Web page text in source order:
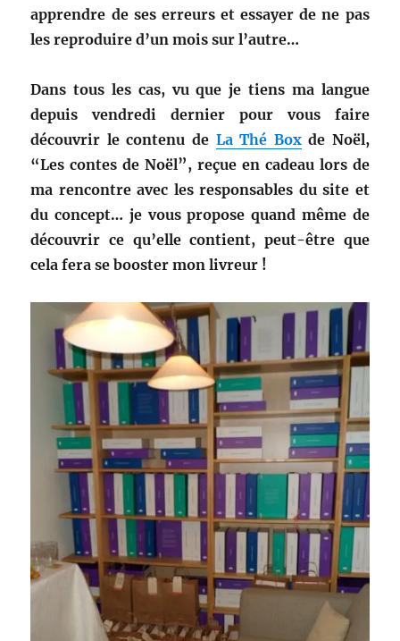
apprendre de ses erreurs et essayer de ne pas
les reproduire d’un mois sur l’autre…
Dans tous les cas, vu que je tiens ma langue
depuis vendredi dernier pour vous faire
découvrir le contenu de La Thé Boxde Noël,
“Les contes de Noël”, reçue en cadeau lors de
ma rencontre avec les responsables du site et
du concept… je vous propose quand même de
découvrir ce qu’elle contient, peut-être que
cela fera se booster mon livreur !